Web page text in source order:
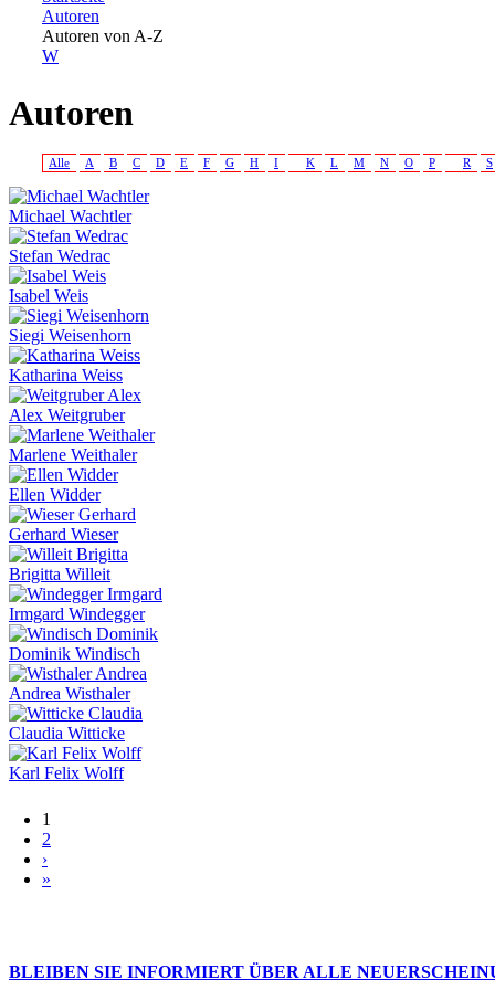
Sie sind hier
Autoren
Autoren von A-Z
W
Autoren
Alle A B C D E F G H I K L M N O P R S
Michael Wachtler
Stefan Wedrac
Isabel Weis
Siegi Weisenhorn
Katharina Weiss
Alex Weitgruber
Marlene Weithaler
Ellen Widder
Gerhard Wieser
Brigitta Willeit
Irmgard Windegger
Dominik Windisch
Andrea Wisthaler
Claudia Witticke
Karl Felix Wolff
Seiten
1
2
›
»
BLEIBEN SIE INFORMIERT ÜBER ALLE